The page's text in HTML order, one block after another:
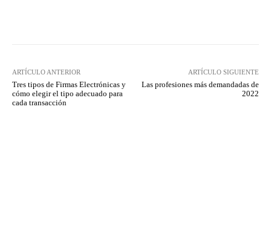
ARTÍCULO ANTERIOR
Tres tipos de Firmas Electrónicas y
cómo elegir el tipo adecuado para
cada transacción
ARTÍCULO SIGUIENTE
Las profesiones más demandadas de
2022